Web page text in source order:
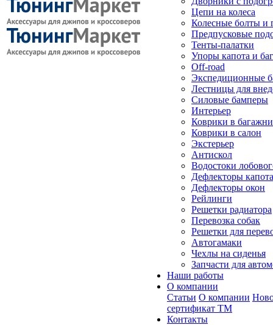
Цепи на колеса
Колесные болты и
Предпусковые
Тенты-палатки
Упоры капота и
Off-road
Экспедиционные
Лестницы для
Силовые бамперы
Интерьер
Коврики в
Коврики в салон
Экстерьер
Антискол
Водостоки
Дефлекторы капота
Дефлекторы окон
Рейлинги
Решетки радиатора
Перевозка собак
Решетки для
Автогамаки
Чехлы на сиденья
Запчасти для
Наши работы
О компании
Статьи О компании
сертификат ТМ
Контакты